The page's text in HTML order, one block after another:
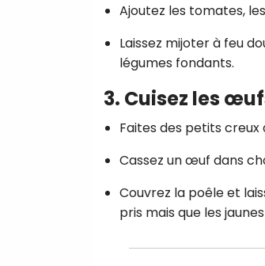
Ajoutez les tomates,
Laissez mijoter à feu
légumes fondants.
3. Cuisez les
Faites des petits creux
Cassez un œuf dans
Couvrez la poêle et
pris mais que les